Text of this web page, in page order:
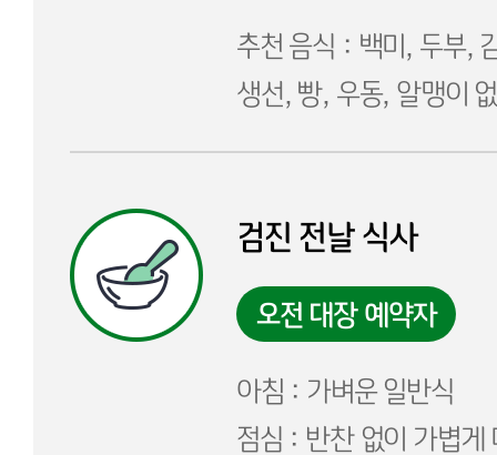
추천 음식 : 백미, 두부,
생선, 빵, 우동, 알맹이
검진 전날 식사
오전 대장 예약자
아침 : 가벼운 일반식
점심 : 반찬 없이 가볍게